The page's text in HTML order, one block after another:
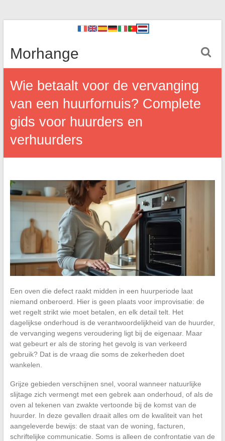
Morhange
Wie betaalt voor de vervanging
van een huurfornuis? Complete
gids voor huurders en
verhuurders
Een oven die defect raakt midden in een huurperiode laat
niemand onberoerd. Hier is geen plaats voor improvisatie: de
wet regelt strikt wie moet betalen, en elk detail telt. Het
dagelijkse onderhoud is de verantwoordelijkheid van de huurder,
de vervanging wegens veroudering ligt bij de eigenaar. Maar
wat gebeurt er als de storing het gevolg is van verkeerd
gebruik? Dat is de vraag die soms de zekerheden doet
wankelen.
Grijze gebieden verschijnen snel, vooral wanneer natuurlijke
slijtage zich vermengt met een gebrek aan onderhoud, of als de
oven al tekenen van zwakte vertoonde bij de komst van de
huurder. In deze gevallen draait alles om de kwaliteit van het
aangeleverde bewijs: de staat van de woning, facturen,
schriftelijke communicatie. Soms is alleen de confrontatie van de